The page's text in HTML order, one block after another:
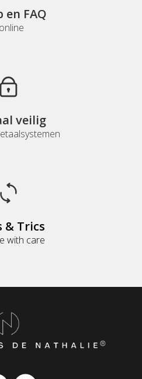
en FAQ
online
veilig
& Trics
with care